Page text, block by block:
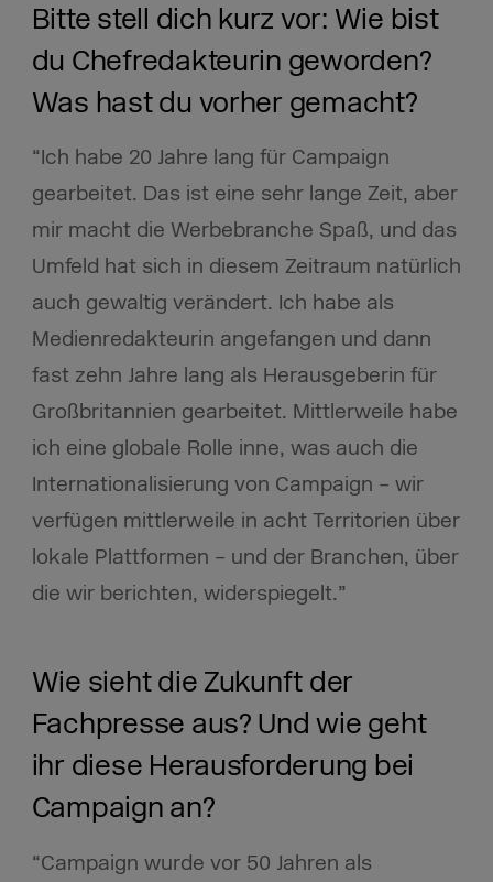
Bitte stell dich kurz vor: Wie bist
du Chefredakteurin geworden?
Was hast du vorher gemacht?
“Ich habe 20 Jahre lang für Campaign
gearbeitet. Das ist eine sehr lange Zeit, aber
mir macht die Werbebranche Spaß, und das
Umfeld hat sich in diesem Zeitraum natürlich
auch gewaltig verändert. Ich habe als
Medienredakteurin angefangen und dann
fast zehn Jahre lang als Herausgeberin für
Großbritannien gearbeitet. Mittlerweile habe
ich eine globale Rolle inne, was auch die
Internationalisierung von Campaign – wir
verfügen mittlerweile in acht Territorien über
lokale Plattformen – und der Branchen, über
die wir berichten, widerspiegelt.”
Wie sieht die Zukunft der
Fachpresse aus? Und wie geht
ihr diese Herausforderung bei
Campaign an?
“Campaign wurde vor 50 Jahren als